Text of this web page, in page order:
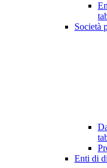
Società
Enti di